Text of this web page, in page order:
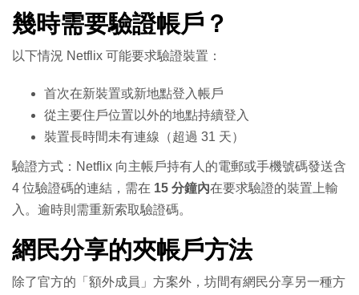
幾時需要驗證帳戶？
以下情況 Netflix 可能要求驗證裝置：
首次在新裝置或新地點登入帳戶
從主要住戶位置以外的地點持續登入
裝置長時間未有連線（超過 31 天）
驗證方式：Netflix 向主帳戶持有人的電郵或手機號碼發送含
4 位驗證碼的連結，需在 15 分鐘內在要求驗證的裝置上輸
入。逾時則需重新索取驗證碼。
網民分享的夾帳戶方法
除了官方的「額外成員」方案外，坊間有網民分享另一種方